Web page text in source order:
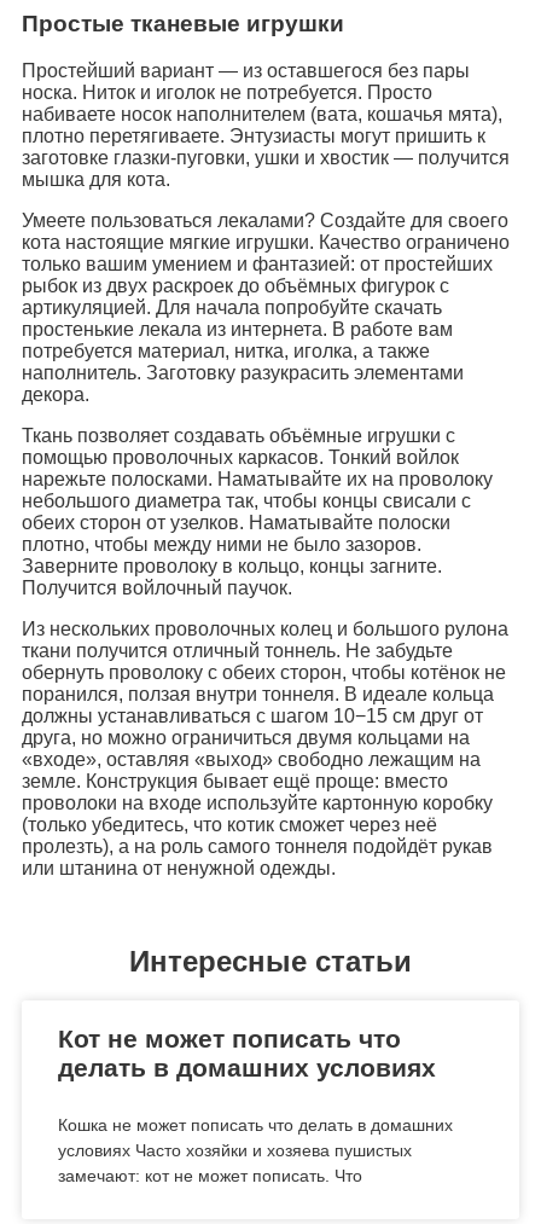
Простые тканевые игрушки
Простейший вариант — из оставшегося без пары
носка. Ниток и иголок не потребуется. Просто
набиваете носок наполнителем (вата, кошачья мята),
плотно перетягиваете. Энтузиасты могут пришить к
заготовке глазки-пуговки, ушки и хвостик — получится
мышка для кота.
Умеете пользоваться лекалами? Создайте для своего
кота настоящие мягкие игрушки. Качество ограничено
только вашим умением и фантазией: от простейших
рыбок из двух раскроек до объёмных фигурок с
артикуляцией. Для начала попробуйте скачать
простенькие лекала из интернета. В работе вам
потребуется материал, нитка, иголка, а также
наполнитель. Заготовку разукрасить элементами
декора.
Ткань позволяет создавать объёмные игрушки с
помощью проволочных каркасов. Тонкий войлок
нарежьте полосками. Наматывайте их на проволоку
небольшого диаметра так, чтобы концы свисали с
обеих сторон от узелков. Наматывайте полоски
плотно, чтобы между ними не было зазоров.
Заверните проволоку в кольцо, концы загните.
Получится войлочный паучок.
Из нескольких проволочных колец и большого рулона
ткани получится отличный тоннель. Не забудьте
обернуть проволоку с обеих сторон, чтобы котёнок не
поранился, ползая внутри тоннеля. В идеале кольца
должны устанавливаться с шагом 10−15 см друг от
друга, но можно ограничиться двумя кольцами на
«входе», оставляя «выход» свободно лежащим на
земле. Конструкция бывает ещё проще: вместо
проволоки на входе используйте картонную коробку
(только убедитесь, что котик сможет через неё
пролезть), а на роль самого тоннеля подойдёт рукав
или штанина от ненужной одежды.
Интересные статьи
Кот не может пописать что
делать в домашних условиях
Кошка не может пописать что делать в домашних
условиях Часто хозяйки и хозяева пушистых
замечают: кот не может пописать. Что